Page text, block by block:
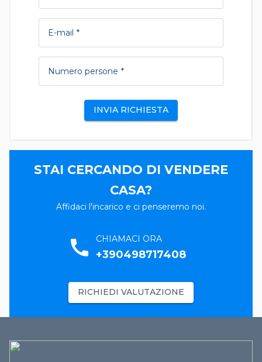
E-mail
Numero persone
INVIA RICHIESTA
STAI CERCANDO DI VENDERE
CASA?
Affidaci l'incarico e ci penseremo noi.
call CHIAMACI ORA
+390498717408
RICHIEDI VALUTAZIONE